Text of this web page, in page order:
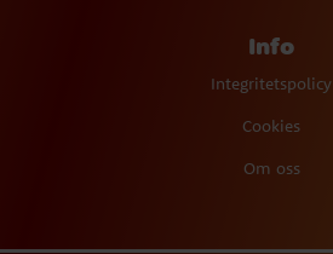
Info
Integritetspolicy
Cookies
Om oss